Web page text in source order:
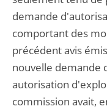
demande
comportant des
précédent avis
nouvelle demande
autorisation
commission avait,